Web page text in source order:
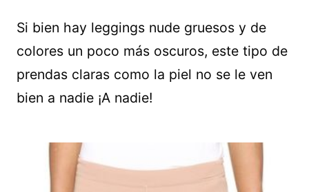
Si bien hay leggings nude gruesos y de
colores un poco más oscuros, este tipo de
prendas claras como la piel no se le ven
bien a nadie ¡A nadie!